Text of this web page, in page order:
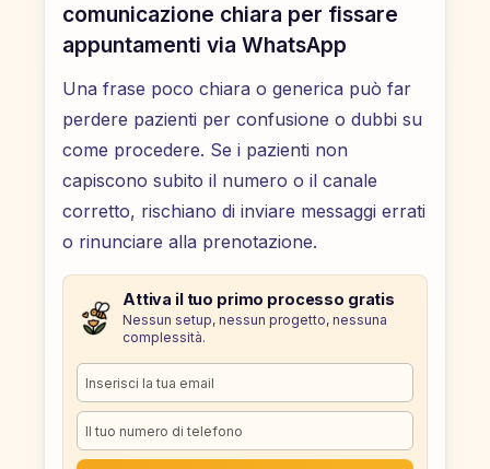
comunicazione chiara per fissare
appuntamenti via WhatsApp
Una frase poco chiara o generica può far
perdere pazienti per confusione o dubbi su
come procedere. Se i pazienti non
capiscono subito il numero o il canale
corretto, rischiano di inviare messaggi errati
o rinunciare alla prenotazione.
Attiva il tuo primo processo gratis
Nessun setup, nessun progetto, nessuna
complessità.